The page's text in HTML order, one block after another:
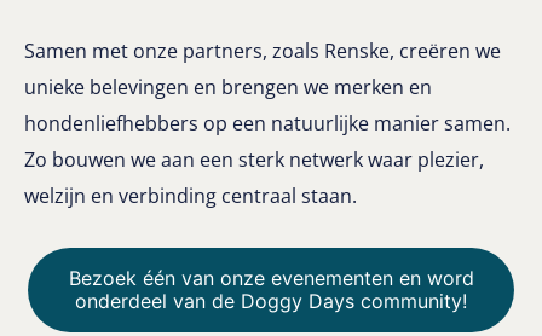
Samen met onze partners, zoals Renske, creëren we
unieke belevingen en brengen we merken en
hondenliefhebbers op een natuurlijke manier samen.
Zo bouwen we aan een sterk netwerk waar plezier,
welzijn en verbinding centraal staan.
Bezoek één van onze evenementen en word
onderdeel van de Doggy Days community!